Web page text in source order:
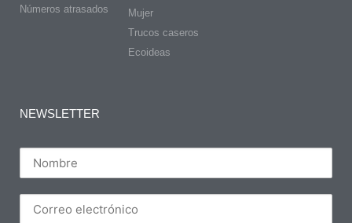
Números atrasados
Mujer
Trucos caseros
Ecoideas
NEWSLETTER